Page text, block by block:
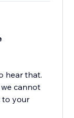
hear that.
cannot
to your